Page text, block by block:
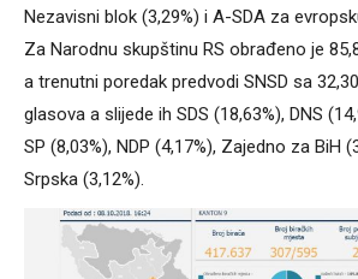
Nezavisni blok (3,29%) i A-SDA za
Za Narodnu skupštinu RS obrađeno je
a trenutni poredak predvodi SNSD sa
glasova a slijede ih SDS (18,63%), DNS
SP (8,03%), NDP (4,17%), Zajedno za BiH
Srpska (3,12%).